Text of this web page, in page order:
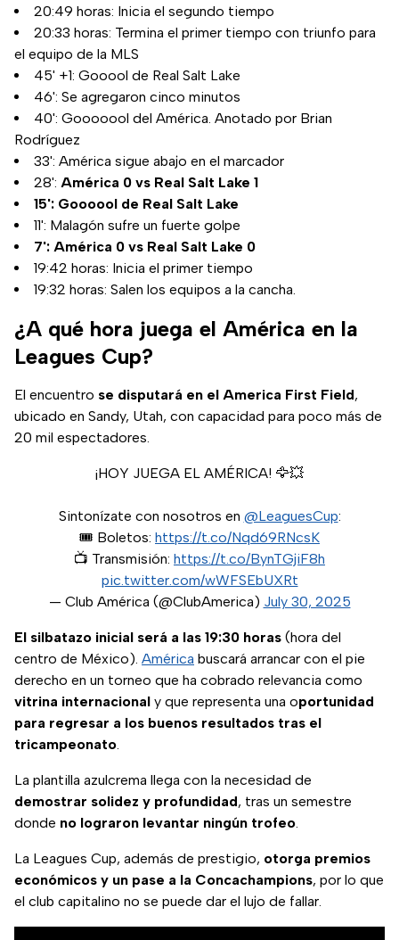
20:49 horas: Inicia el segundo tiempo
20:33 horas: Termina el primer tiempo con triunfo para
el equipo de la MLS
45' +1: Gooool de Real Salt Lake
46': Se agregaron cinco minutos
40': Gooooool del América. Anotado por Brian
Rodríguez
33': América sigue abajo en el marcador
28': América 0 vs Real Salt Lake 1
15': Goooool de Real Salt Lake
11': Malagón sufre un fuerte golpe
7': América 0 vs Real Salt Lake 0
19:42 horas: Inicia el primer tiempo
19:32 horas: Salen los equipos a la cancha.
¿A qué hora juega el América en la
Leagues Cup?
El encuentro se disputará en el America First Field,
ubicado en Sandy, Utah, con capacidad para poco más de
20 mil espectadores.
¡HOY JUEGA EL AMÉRICA! 🦅💥
Sintonízate con nosotros en @LeaguesCup:
🎟️ Boletos: https://t.co/Nqd69RNcsK
📺 Transmisión: https://t.co/BynTGjiF8h
pic.twitter.com/wWFSEbUXRt
— Club América (@ClubAmerica) July 30, 2025
El silbatazo inicial será a las 19:30 horas (hora del
centro de México). América buscará arrancar con el pie
derecho en un torneo que ha cobrado relevancia como
vitrina internacional y que representa una oportunidad
para regresar a los buenos resultados tras el
tricampeonato.
La plantilla azulcrema llega con la necesidad de
demostrar solidez y profundidad, tras un semestre
donde no lograron levantar ningún trofeo.
La Leagues Cup, además de prestigio, otorga premios
económicos y un pase a la Concachampions, por lo que
el club capitalino no se puede dar el lujo de fallar.